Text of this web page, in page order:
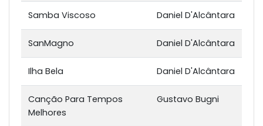
Samba Viscoso Daniel D'Alcântara
SanMagno Daniel D'Alcântara
Ilha Bela Daniel D'Alcântara
Canção Para Tempos
Melhores
Gustavo Bugni